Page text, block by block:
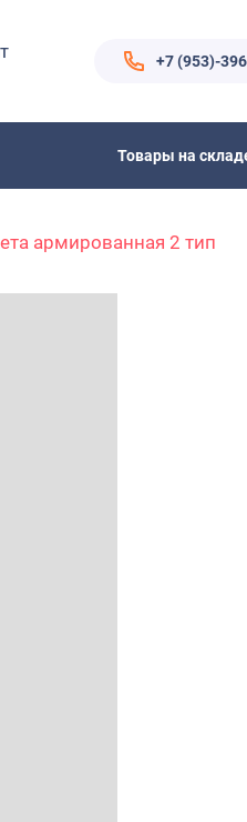
+7 (953)-
Товары на
армированная 2 тип